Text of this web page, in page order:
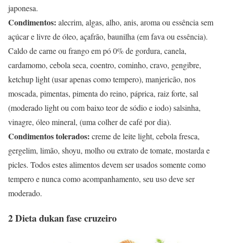
japonesa.
Condimentos: alecrim, algas, alho, anis, aroma ou essência sem
açúcar e livre de óleo, açafrão, baunilha (em fava ou essência).
Caldo de carne ou frango em pó 0% de gordura, canela,
cardamomo, cebola seca, coentro, cominho, cravo, gengibre,
ketchup light (usar apenas como tempero), manjericão, nos
moscada, pimentas, pimenta do reino, páprica, raiz forte, sal
(moderado light ou com baixo teor de sódio e iodo) salsinha,
vinagre, óleo mineral, (uma colher de café por dia).
Condimentos tolerados: creme de leite light, cebola fresca,
gergelim, limão, shoyu, molho ou extrato de tomate, mostarda e
picles. Todos estes alimentos devem ser usados somente como
tempero e nunca como acompanhamento, seu uso deve ser
moderado.
2 Dieta dukan fase cruzeiro